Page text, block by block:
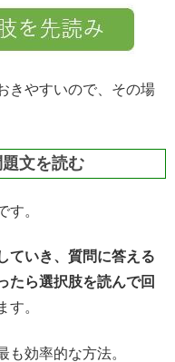
きやすいので、その場
文を読む
す。
ていき、質問に答える
たら選択肢を読んで回
す。
効率的な方法。